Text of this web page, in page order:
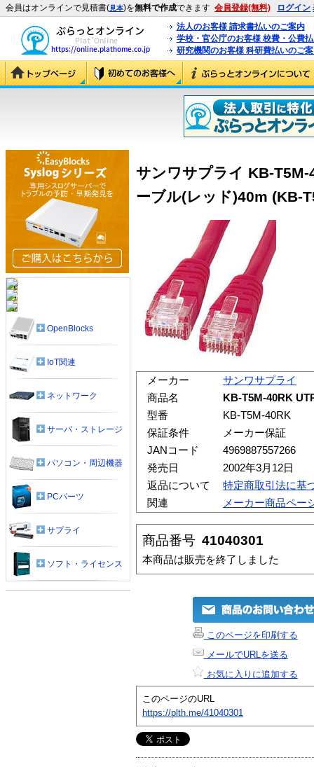
会員はオンラインで見積書(見本)を無料で作成できます 会員登録(無料) ログイン
法人のお客様 請求書払いのご案内
学校・官公庁のお客様 校費・公費
研究機関のお客様 科研費払いのご
サンワサプライ KB-
ーブル(レッド)40m (KB-
メーカー
サンワサプライ
商品名
KB-T5M-40RK
型番
KB-T5M-40RK
保証条件
メーカー保証
JANコード
4969887557266
発売日
2002年3月12日
返品について
特定商取引法に基
関連
メーカー商品ペー
商品番号 41040301
本商品は販売を終了しました
このページを印刷する
メールでURLを送る
お気に入りに追加する
このページのURL
https://plth.me/41040301
OpenBlocks
IoT関連
ネットワーク
サーバ・ストレージ
パソコン・周辺機器
PCパーツ
サプライ
ソフト・ライセンス